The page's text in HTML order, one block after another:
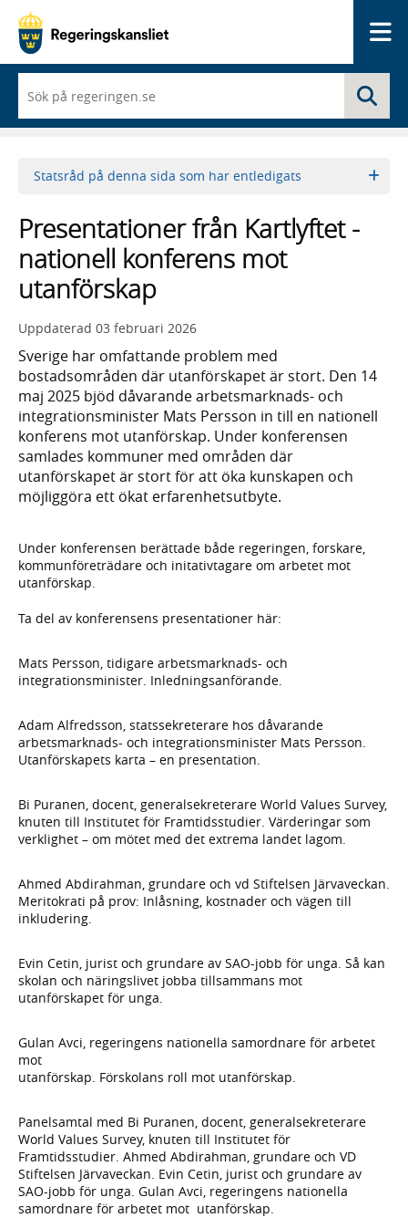
du
börjar
skriva
framträder
med
sökförslag
Statsråd på denna sida som har entledigats
Presentationer från Kartlyftet -
nationell konferens mot
utanförskap
Uppdaterad 03 februari 2026
Sverige har omfattande problem med
bostadsområden där utanförskapet är stort. Den 14
maj 2025 bjöd dåvarande arbetsmarknads- och
integrationsminister Mats Persson in till en nationell
konferens mot utanförskap. Under konferensen
samlades kommuner med områden där
utanförskapet är stort för att öka kunskapen och
möjliggöra ett ökat erfarenhetsutbyte.
Under konferensen berättade både regeringen, forskare,
kommunföreträdare och initativtagare om arbetet mot
utanförskap.
Ta del av konferensens presentationer här:
Mats Persson, tidigare arbetsmarknads- och
integrationsminister. Inledningsanförande.
Adam Alfredsson, statssekreterare hos dåvarande
arbetsmarknads- och integrationsminister Mats Persson.
Utanförskapets karta – en presentation.
Bi Puranen, docent, generalsekreterare World Values Survey,
knuten till Institutet för Framtidsstudier. Värderingar som
verklighet – om mötet med det extrema landet lagom.
Ahmed Abdirahman, grundare och vd Stiftelsen Järvaveckan.
Meritokrati på prov: Inlåsning, kostnader och vägen till
inkludering.
Evin Cetin, jurist och grundare av SAO-jobb för unga. Så kan
skolan och näringslivet jobba tillsammans mot
utanförskapet för unga.
Gulan Avci, regeringens nationella samordnare för arbetet
mot
utanförskap. Förskolans roll mot utanförskap.
Panelsamtal med Bi Puranen, docent, generalsekreterare
World Values Survey, knuten till Institutet för
Framtidsstudier. Ahmed Abdirahman, grundare och VD
Stiftelsen Järvaveckan. Evin Cetin, jurist och grundare av
SAO-jobb för unga. Gulan Avci, regeringens nationella
samordnare för arbetet mot utanförskap.